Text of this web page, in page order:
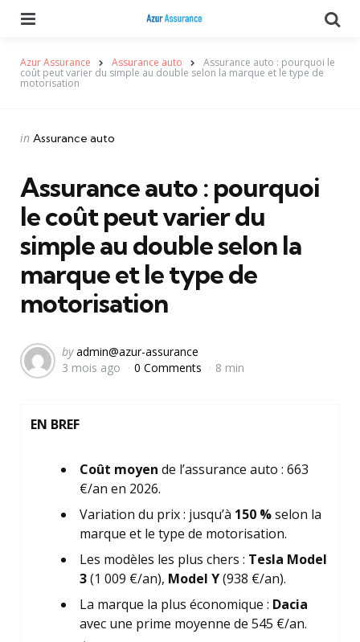
Azur Assurance Assurance auto Assurance auto : pourquoi le
coût peut varier du simple au double selon la marque et le type de
motorisation
Categories
Posted
in Assurance auto
Assurance auto : pourquoi
le coût peut varier du
simple au double selon la
marque et le type de
motorisation
Posted
by
by admin@azur-assurance
3 mois ago
0 Comments 8 min
EN BREF
Coût moyen de l’assurance auto : 663
€/an en 2026.
Variation du prix : jusqu’à 150 %selon la
marque et le type de motorisation.
Les modèles les plus chers : Tesla Model
3(1 009 €/an), Model Y(938 €/an).
La marque la plus économique : Dacia
avec une prime moyenne de 545 €/an.